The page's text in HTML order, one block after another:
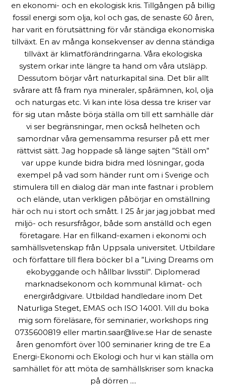
en ekonomi- och en ekologisk kris. Tillgången på billig
fossil energi som olja, kol och gas, de senaste 60 åren,
har varit en förutsättning för vår ständiga ekonomiska
tillväxt. En av många konsekvenser av denna ständiga
tillväxt är klimatförändringarna. Våra ekologiska
system orkar inte längre ta hand om våra utsläpp.
Dessutom börjar vårt naturkapital sina. Det blir allt
svårare att få fram nya mineraler, spårämnen, kol, olja
och naturgas etc. Vi kan inte lösa dessa tre kriser var
för sig utan måste börja ställa om till ett samhälle där
vi ser begränsningar, men också helheten och
samordnar våra gemensamma resurser på ett mer
rättvist sätt. Jag hoppade så länge sajten ”Ställ om”
var uppe kunde bidra bidra med lösningar, goda
exempel på vad som händer runt om i Sverige och
stimulera till en dialog där man inte fastnar i problem
och elände, utan verkligen påbörjar en omställning
här och nu i stort och smått. I 25 år jar jag jobbat med
miljö- och resursfrågor, både som anställd och egen
företagare. Har en filkand-examen i ekonomi och
samhällsvetenskap från Uppsala universitet. Utbildare
och författare till flera böcker bl a ”Living Dreams om
ekobyggande och hållbar livsstil”. Diplomerad
marknadsekonom och kommunal klimat- och
energirådgivare. Utbildad handledare inom Det
Naturliga Steget, EMAS och ISO 14001. Vill du boka
mig som föreläsare, för seminarier, workshops ring
0735600819 eller martin.saar@live.se Har de senaste
åren genomfört över 100 seminarier kring de tre E.a
Energi-Ekonomi och Ekologi och hur vi kan ställa om
samhället för att möta de samhällskriser som knacka
på dörren ....